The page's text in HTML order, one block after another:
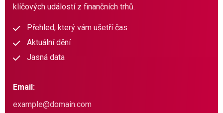
klíčových událostí z finančních trhů.
Přehled, který vám ušetří čas
Aktuální dění
Jasná data
Email: